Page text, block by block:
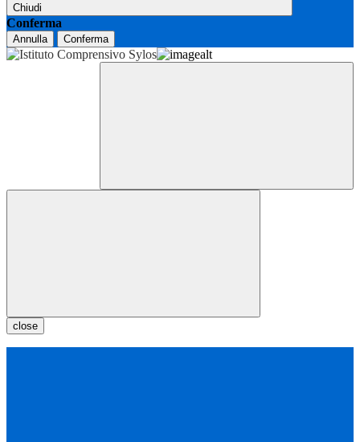
Chiudi
Conferma
Annulla Conferma
close